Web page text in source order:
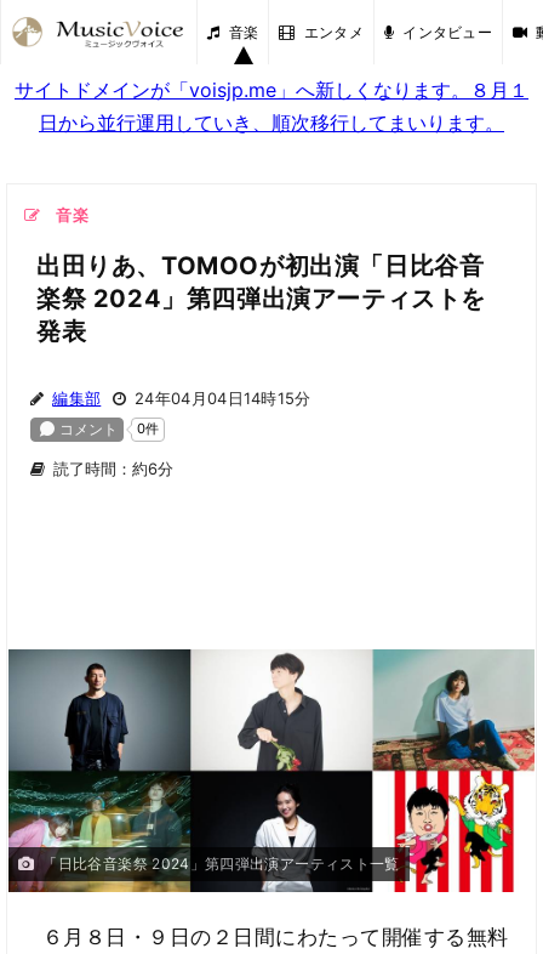
音楽 エンタメ インタビュー
サイトドメインが「voisjp.me」へ新しくなります。８月１
日から並行運用していき、順次移行してまいります。
音楽
出田りあ、TOMOOが初出演「日比谷音
楽祭 2024」第四弾出演アーティストを
発表
編集部 24年04月04日14時15分
読了時間：約6分
「日比谷音楽祭 2024」第四弾出演アーティスト一覧
６月８日・９日の２日間にわたって開催する無料